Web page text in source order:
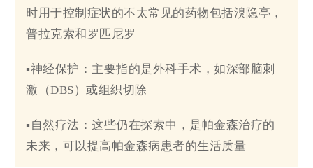
时用于控制症状的不太常见的药物包括溴隐亭，
普拉克索和罗匹尼罗
▪神经保护：主要指的是外科手术，如深部脑刺
激（DBS）或组织切除
▪自然疗法：这些仍在探索中，是帕金森治疗的
未来，可以提高帕金森病患者的生活质量